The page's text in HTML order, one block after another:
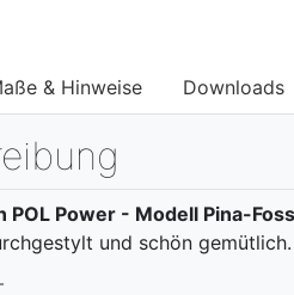
& Hinweise Downloads
Power - Modell Pina-
und schön gemütlich.